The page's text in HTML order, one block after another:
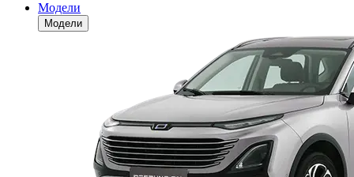
Модели
Модели